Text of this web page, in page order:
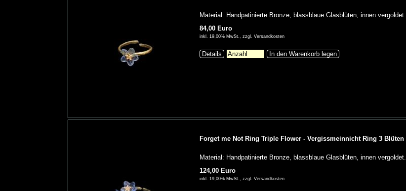
Material: Handpatinierte Bronze, blassblaue Glasblüten, innen vergoldet.
84,00 Euro
inkl. 19,00% MwSt., zzgl. Versandkosten
Details In den Warenkorb legen
Forget me Not Ring Triple Flower - Vergissmeinnicht Ring 3 Blüten
Material: Handpatinierte Bronze, blassblaue Glasblüten, innen vergoldet.
124,00 Euro
inkl. 19,00% MwSt., zzgl. Versandkosten